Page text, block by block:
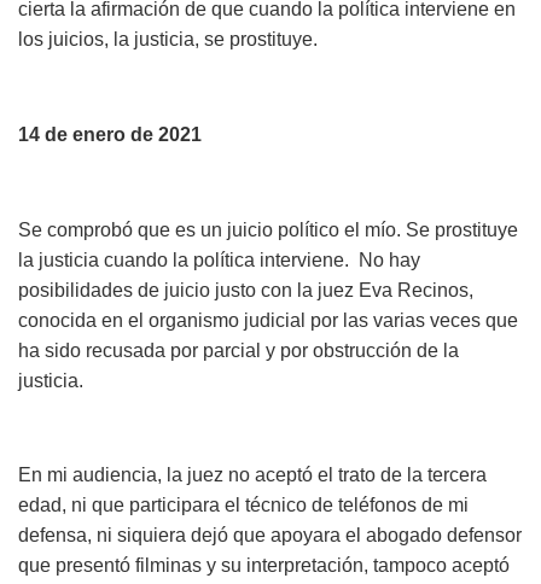
cierta la afirmación de que cuando la política interviene en
los juicios, la justicia, se prostituye.
14 de enero de 2021
Se comprobó que es un juicio político el mío. Se prostituye
la justicia cuando la política interviene. No hay
posibilidades de juicio justo con la juez Eva Recinos,
conocida en el organismo judicial por las varias veces que
ha sido recusada por parcial y por obstrucción de la
justicia.
En mi audiencia, la juez no aceptó el trato de la tercera
edad, ni que participara el técnico de teléfonos de mi
defensa, ni siquiera dejó que apoyara el abogado defensor
que presentó filminas y su interpretación, tampoco aceptó